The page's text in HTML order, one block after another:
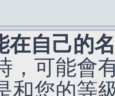
在自己的
，可能會
和您的等